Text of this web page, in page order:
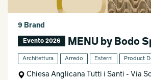
9 Brand
Evento 2026 MENU by Bodo
Architettura Arredo Esterni Product
Chiesa Anglicana Tutti i Santi - Via